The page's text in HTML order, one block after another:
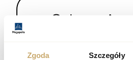
Zgoda Szczegóły